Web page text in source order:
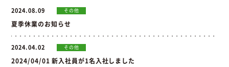
2024.08.09 その他
夏季休業のお知らせ
2024.04.02 その他
2024/04/01 新入社員が1名入社しました